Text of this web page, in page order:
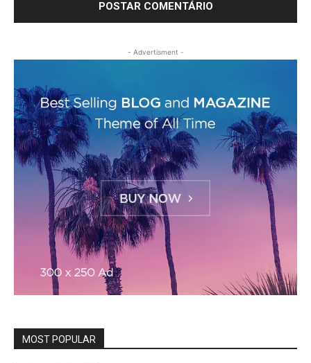
- Advertisment -
MOST POPULAR